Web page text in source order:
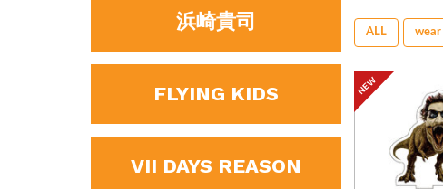
浜崎貴司
FLYING KIDS
VII DAYS REASON
ALL wear